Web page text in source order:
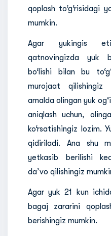
qoplash to‘g‘risidagi
mumkin.
Agar yukingis
qatnovingizda yuk
bo‘lishi bilan bu
murojaat qilishingiz
amalda olingan yuk
aniqlash uchun,
ko‘rsatishingiz lozim.
qidiriladi. Ana shu
yetkasib berilishi
da’vo qilishingiz
Agar yuk 21 kun
bagaj zararini
berishingiz mumkin.